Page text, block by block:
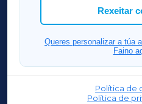
Rexeitar
Queres personalizar a túa
Faino
Política de
Política de